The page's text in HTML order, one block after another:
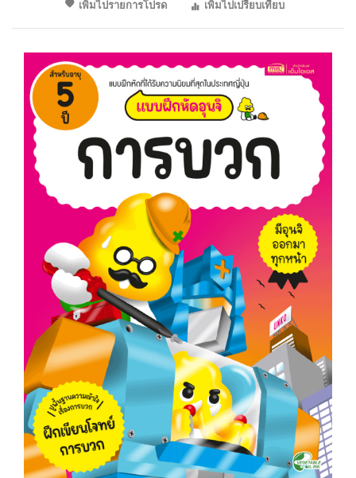
เพิ่มไปรายการโปรด
เพิ่มไปเปรียบเทียบ